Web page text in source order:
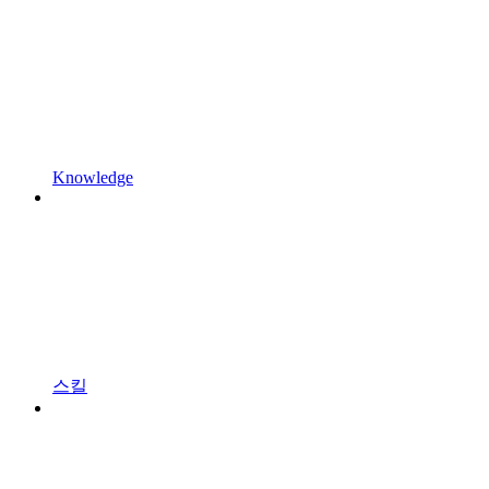
Knowledge
스킬